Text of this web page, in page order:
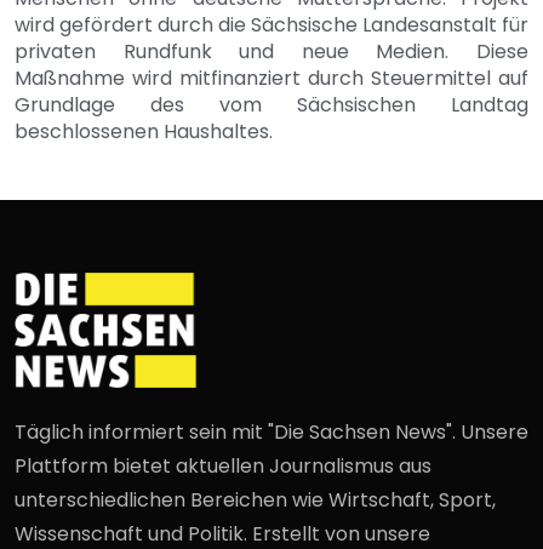
wird gefördert durch die Sächsische Landesanstalt für
privaten Rundfunk und neue Medien. Diese
Maßnahme wird mitfinanziert durch Steuermittel auf
Grundlage des vom Sächsischen Landtag
beschlossenen Haushaltes.
Täglich informiert sein mit "Die Sachsen News". Unsere
Plattform bietet aktuellen Journalismus aus
unterschiedlichen Bereichen wie Wirtschaft, Sport,
Wissenschaft und Politik. Erstellt von unsere